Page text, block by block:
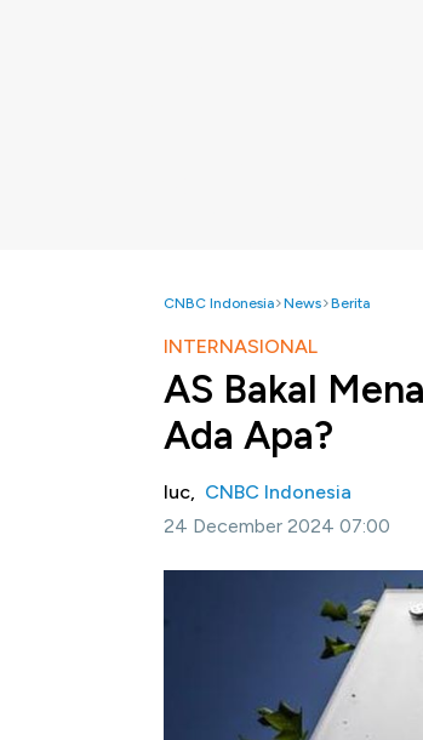
CNBC Indonesia News Berita
INTERNASIONAL
AS Bakal
Ada Apa?
luc, CNBC Indonesia
24 December 2024 07:00